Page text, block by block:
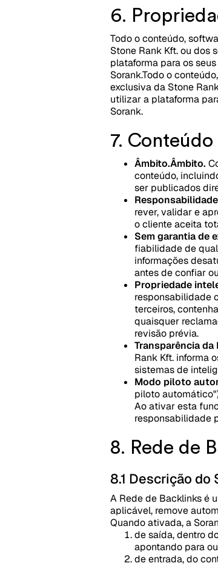
6.
Todo o conteúdo,
Stone Rank Kft. ou dos
plataforma para os
Sorank.Todo o
exclusiva da Stone
utilizar a plataforma
Sorank.
7.
Âmbito.Âmbito.
conteúdo,
ser publicados
rever, validar e
o cliente aceita
Sem garantia de
fiabilidade de
informações
antes de confiar
Propriedade
responsabilidade
terceiros,
quaisquer
revisão prévia.
Transparência da
Rank Kft. informa
sistemas de
Modo piloto
piloto
Ao ativar esta
responsabilidade
8. Rede de
8.1 Descrição do
A Rede de Backlinks é
aplicável, remove
Quando ativada, a
de saída, dentro
apontando para
de entrada, do